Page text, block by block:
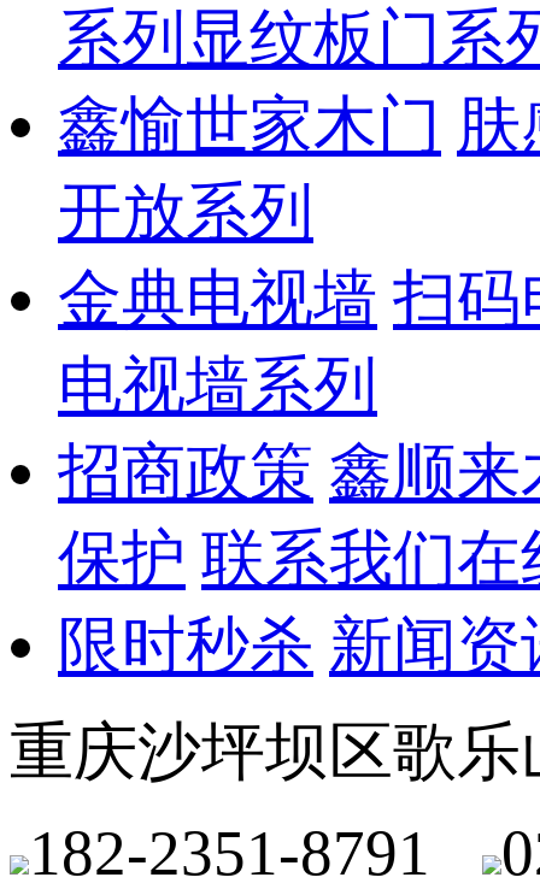
系列显纹板门系
鑫愉世家木门
开放系列
金典电视墙 扫码
电视墙系列
招商政策 鑫顺来
保护 联系我们在
限时秒杀 新闻资
重庆沙坪坝区歌
182-2351-8791